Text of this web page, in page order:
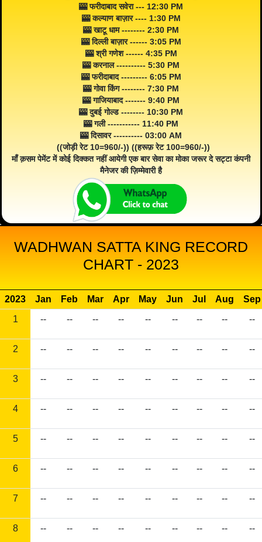
🎰 फरीदाबाद सवेरा --- 12:30 PM
🎰 कल्याण बाज़ार ---- 1:30 PM
🎰 खाटू धाम -------- 2:30 PM
🎰 दिल्ली बाज़ार ------ 3:05 PM
🎰 श्री गणेश ------ 4:35 PM
🎰 करनाल ---------- 5:30 PM
🎰 फरीदाबाद --------- 6:05 PM
🎰 गोवा किंग -------- 7:30 PM
🎰 गाजियाबाद ------- 9:40 PM
🎰 दुबई गोल्ड -------- 10:30 PM
🎰 गली ----------- 11:40 PM
🎰 दिसावर ---------- 03:00 AM
((जोड़ी रेट 10=960/-)) ((हरूफ़ रेट 100=960/-))
माँ क़सम पेमेंट में कोई दिक्कत नहीं आयेगी एक बार सेवा का मोका जरूर दे सट्टा कंपनी
मैनेजर की ज़िम्मेवारी है
WADHWAN SATTA KING RECORD
CHART - 2023
2023 Jan Feb Mar Apr May Jun Jul Aug
Sep
1
-- -- -- -- -- -- -- -- --
2 -- -- -- -- -- -- -- -- --
3 -- -- -- -- -- -- -- -- --
4 -- -- -- -- -- -- -- -- --
5 -- -- -- -- -- -- -- -- --
6 -- -- -- -- -- -- -- -- --
7 -- -- -- -- -- -- -- -- --
8 -- -- -- -- -- -- -- -- --